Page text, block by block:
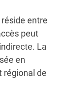
entre
peut
La
en
régional de